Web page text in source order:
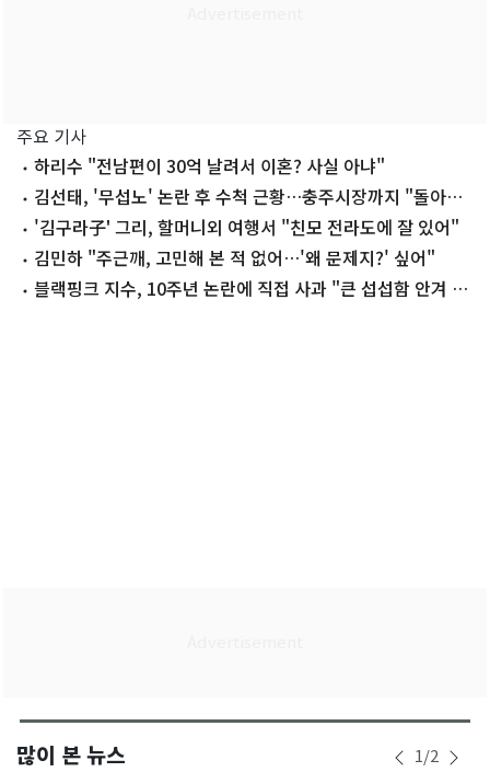
주요 기사
하리수 "전남편이 30억 날려서 이혼? 사실 아냐"
김선태, '무섭노' 논란 후 수척 근황…충주시장까지 "돌아올
생각 없냐?"
'김구라子' 그리, 할머니외 여행서 "친모 전라도에 잘 있어"
김민하 "주근깨, 고민해 본 적 없어…'왜 문제지?' 싶어"
블랙핑크 지수, 10주년 논란에 직접 사과 "큰 섭섭함 안겨 미
많이 본 뉴스 1/2